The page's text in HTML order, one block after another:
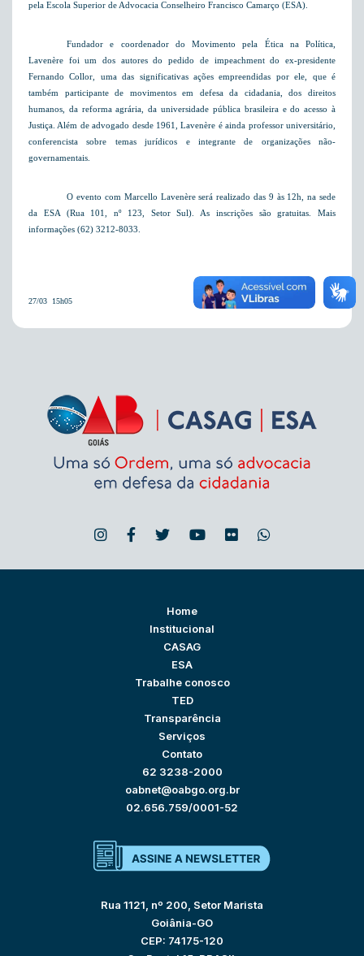
pela Escola Superior de Advocacia Conselheiro Francisco Camarço (ESA).
Fundador e coordenador do Movimento pela Ética na Política,
Lavenère foi um dos autores do pedido de impeachment do ex-presidente
Fernando Collor, uma das significativas ações empreendidas por ele, que é
também participante de movimentos em defesa da cidadania, dos direitos
humanos, da reforma agrária, da universidade pública brasileira e do acesso à
Justiça. Além de advogado desde 1961, Lavenère é ainda professor universitário,
conferencista sobre temas jurídicos e integrante de organizações não-
governamentais.
O evento com Marcello Lavenère será realizado das 9 às 12h, na sede
da ESA (Rua 101, nº 123, Setor Sul). As inscrições são gratuitas. Mais
informações (62) 3212-8033.
27/03  15h05
Home
Institucional
CASAG
ESA
Trabalhe conosco
TED
Transparência
Serviços
Contato
62 3238-2000
oabnet@oabgo.org.br
02.656.759/0001-52
Rua 1121, nº 200, Setor Marista
Goiânia-GO
CEP: 74175-120